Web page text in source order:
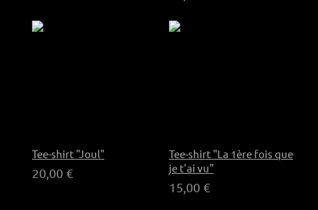
Tee-shirt "Joul"
20,00 €
Tee-shirt "La 1ère fois que
je t'ai vu"
15,00 €